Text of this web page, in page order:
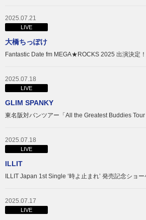
2025.07.21
LIVE
大橋ちっぽけ
Fantastic Date fm MEGA★ROCKS 2025 出演決定！
2025.07.18
LIVE
GLIM SPANKY
東名阪対バンツアー「All the Greatest Buddies
2025.07.18
LIVE
ILLIT
ILLIT Japan 1st Single ‘時よ止まれ’ 発売記念ショ
2025.07.17
LIVE